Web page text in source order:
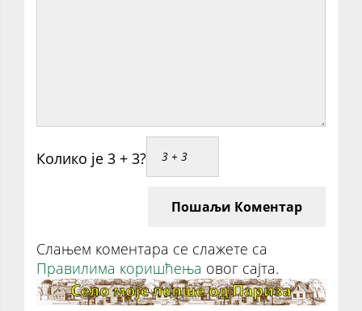
Колико је 3 + 3?
Пошаљи Коментар
Слањем коментара се слажете са
Правилима коришћења овог сајта.